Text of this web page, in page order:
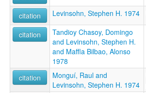
citation Levinsohn, Stephen H. 1974
citation
Tandioy Chasoy, Domingo
and Levinsohn, Stephen H.
and Maffla Bilbao, Alonso
1978
citation
Monguí, Raul and
Levinsohn, Stephen H. 1974